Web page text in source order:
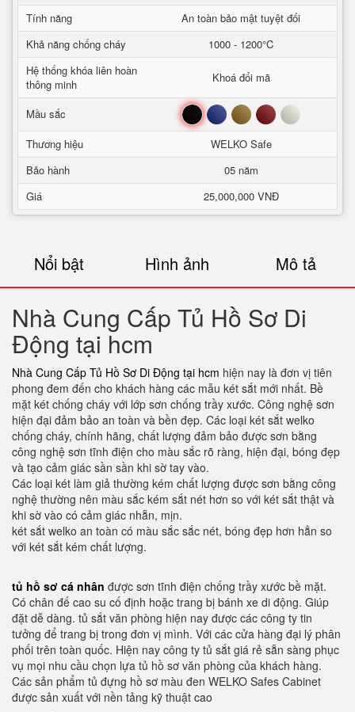
Tính năng
An toàn bảo mật tuyệt đối
Khả năng chống cháy
1000 - 1200°C
Hệ thống khóa liên hoàn
thông minh
Khoá đổi mã
Mầu sắc Đen Xanh Nâu Đỏ Trắng
Thương hiệu
WELKO Safe
Bảo hành
05 năm
Giá
25,000,000 VNĐ
Nổi bật Hình ảnh Mô tả
Nhà Cung Cấp Tủ Hồ Sơ Di
Động tại hcm
Nhà Cung Cấp Tủ Hồ Sơ Di Động tại hcm hiện nay là đơn vị tiên
phong đem đến cho khách hàng các mẫu két sắt mới nhất. Bề
mặt két chống cháy với lớp sơn chống trầy xước. Công nghệ sơn
hiện đại đảm bảo an toàn và bền đẹp. Các loại két sắt welko
chống cháy, chính hãng, chất lượng đảm bảo được sơn bằng
công nghệ sơn tĩnh điện cho màu sắc rõ ràng, hiện đại, bóng đẹp
và tạo cảm giác sần sần khi sờ tay vào.
Các loại két làm giả thường kém chất lượng được sơn bằng công
nghệ thường nên màu sắc kém sắt nét hơn so với két sắt thật và
khi sờ vào có cảm giác nhẵn, mịn.
két sắt welko an toàn có màu sắc sắc nét, bóng đẹp hơn hẳn so
với két sắt kém chất lượng.
tủ hồ sơ cá nhân được sơn tĩnh điện chống trầy xước bề mặt.
Có chân đế cao su cố định hoặc trang bị bánh xe di động. Giúp
đặt dễ dàng. tủ sắt văn phòng hiện nay được các công ty tin
tưởng để trang bị trong đơn vị mình. Với các cửa hàng đại lý phân
phối trên toàn quốc. Hiện nay công ty tủ sắt giá rẻ sẵn sàng phục
vụ mọi nhu cầu chọn lựa tủ hồ sơ văn phòng của khách hàng.
Các sản phẩm tủ đựng hồ sơ màu đen WELKO Safes Cabinet
được sản xuất với nền tảng kỹ thuật cao